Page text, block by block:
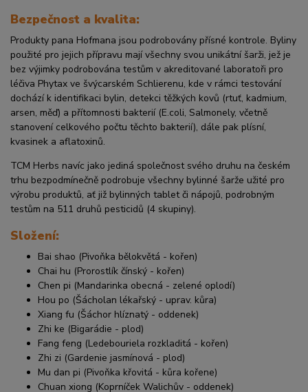
Bezpečnost a kvalita:
Produkty pana Hofmana jsou podrobovány přísné kontrole. Byliny
použité pro jejich přípravu mají všechny svou unikátní šarži, jež je
bez výjimky podrobována testům v akreditované laboratoři pro
léčiva Phytax ve švýcarském Schlierenu, kde v rámci testování
dochází k identifikaci bylin, detekci těžkých kovů (rtuť, kadmium,
arsen, měď) a přítomnosti bakterií (E.coli, Salmonely, včetně
stanovení celkového počtu těchto bakterií), dále pak plísní,
kvasinek a aflatoxinů.
TCM Herbs navíc jako jediná společnost svého druhu na českém
trhu bezpodmínečně podrobuje všechny bylinné šarže užité pro
výrobu produktů, ať již bylinných tablet či nápojů, podrobným
testům na 511 druhů pesticidů (4 skupiny).
Složení:
Bai shao (Pivoňka bělokvětá - kořen)
Chai hu (Prorostlík čínský - kořen)
Chen pi (Mandarinka obecná - zelené oplodí)
Hou po (Šácholan lékařský - uprav. kůra)
Xiang fu (Šáchor hlíznatý - oddenek)
Zhi ke (Bigarádie - plod)
Fang feng (Ledebouriela rozkladitá - kořen)
Zhi zi (Gardenie jasmínová - plod)
Mu dan pi (Pivoňka křovitá - kůra kořene)
Chuan xiong (Koprníček Walichův - oddenek)